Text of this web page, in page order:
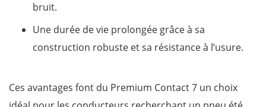
bruit.
Une durée de vie prolongée grâce à sa
construction robuste et sa résistance à l’usure.
Ces avantages font du Premium Contact 7 un choix